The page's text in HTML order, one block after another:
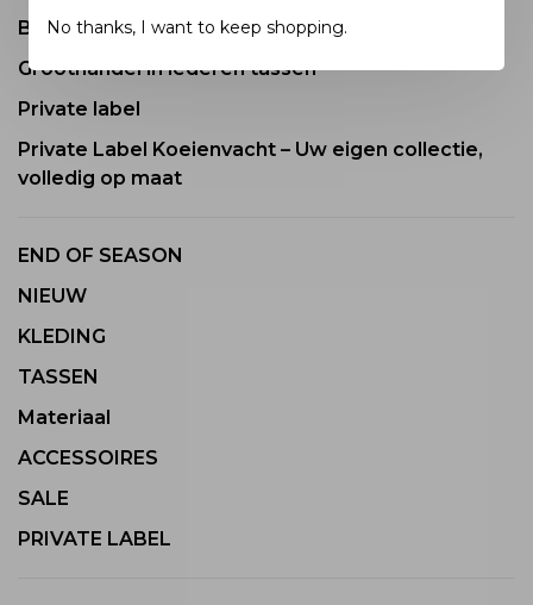
Bezoek onze showrooms
Groothandel in lederen tassen
Private label
Private Label Koeienvacht – Uw eigen collectie,
volledig op maat
END OF SEASON
NIEUW
KLEDING
TASSEN
Materiaal
ACCESSOIRES
SALE
PRIVATE LABEL
No thanks, I want to keep shopping.